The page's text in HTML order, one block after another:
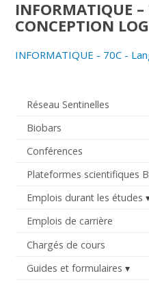
Réseau Sentinelles
Biobars
Conférences
Plateformes scientifiques
Emplois durant les études
Emplois de carrière
Chargés de cours
Guides et formulaires
INFORMATIQUE –
CONCEPTION
INFORMATIQUE - 70C -